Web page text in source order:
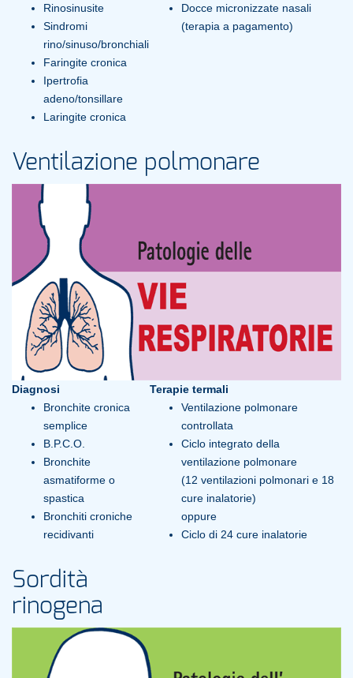
Rinosinusite
Sindromi
rino/sinuso/bronchiali
Faringite cronica
Ipertrofia
adeno/tonsillare
Laringite cronica
Docce micronizzate nasali
(terapia a pagamento)
Ventilazione polmonare
Diagnosi
Terapie termali
Bronchite cronica
semplice
B.P.C.O.
Bronchite
asmatiforme o
spastica
Bronchiti croniche
recidivanti
Ventilazione polmonare
controllata
Ciclo integrato della
ventilazione polmonare
(12 ventilazioni polmonari e 18
cure inalatorie)
oppure
Ciclo di 24 cure inalatorie
Sordità
rinogena